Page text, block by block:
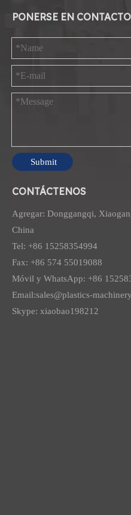
PONERSE EN CONTACTO
Submit
CONTÁCTENOS
Agregar: Donggangqi,
China
Tel: +86 15258354994
Fax: +86 574 55019088
Móvil y WhatsApp: +86
Email:sales@plastics-
Skype: xiaobao198212